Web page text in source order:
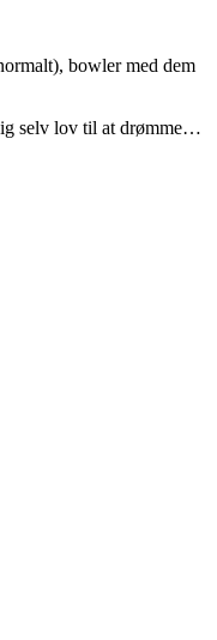
bowler med dem
selv lov til at drømme…